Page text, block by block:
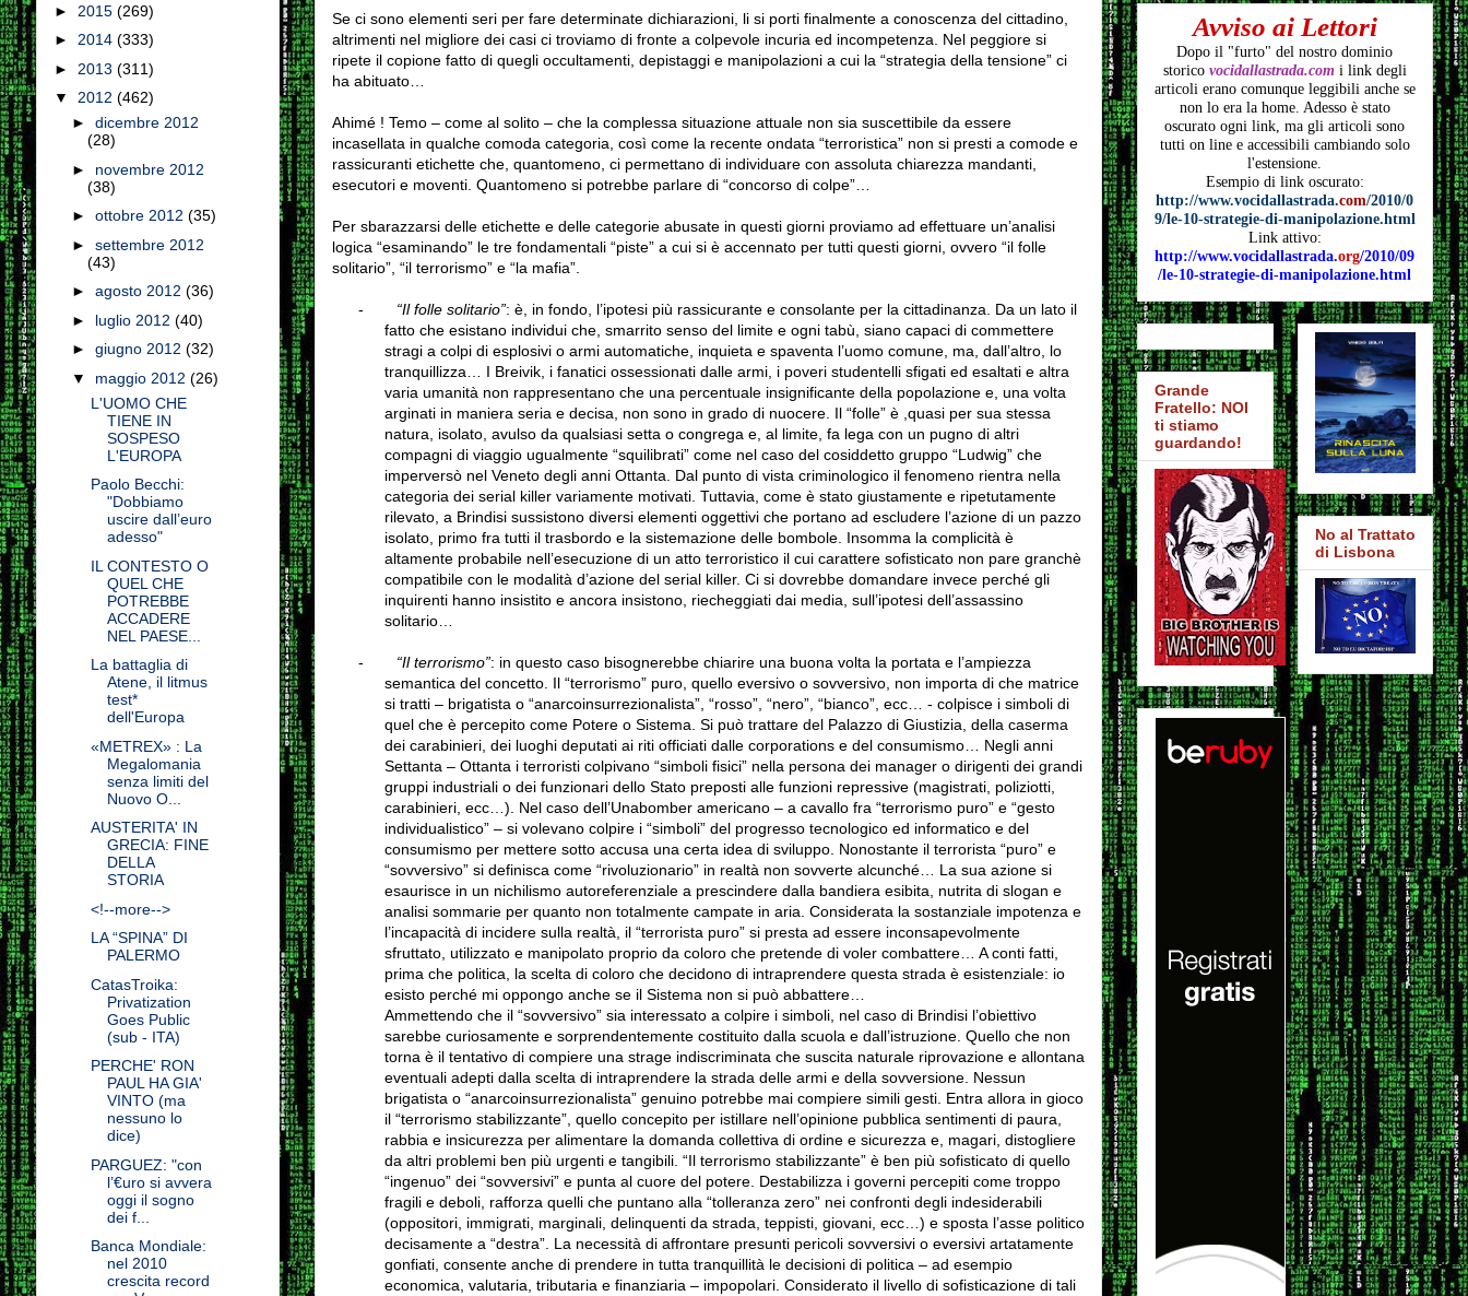
Se ci sono elementi seri per fare determinate dichiarazioni, li si porti finalmente a conoscenza del cittadino,
altrimenti nel migliore dei casi ci troviamo di fronte a colpevole incuria ed incompetenza. Nel peggiore si
ripete il copione fatto di quegli occultamenti, depistaggi e manipolazioni a cui la “strategia della tensione” ci
ha abituato…
Ahimé ! Temo – come al solito – che la complessa situazione attuale non sia suscettibile da essere
incasellata in qualche comoda categoria, così come la recente ondata “terroristica” non si presti a comode e
rassicuranti etichette che, quantomeno, ci permettano di individuare con assoluta chiarezza mandanti,
esecutori e moventi. Quantomeno si potrebbe parlare di “concorso di colpe”…
Per sbarazzarsi delle etichette e delle categorie abusate in questi giorni proviamo ad effettuare un’analisi
logica “esaminando” le tre fondamentali “piste” a cui si è accennato per tutti questi giorni, ovvero “il folle
solitario”, “il terrorismo” e “la mafia”.
- “Il folle solitario”: è, in fondo, l’ipotesi più rassicurante e consolante per la cittadinanza. Da un lato il
fatto che esistano individui che, smarrito senso del limite e ogni tabù, siano capaci di commettere
stragi a colpi di esplosivi o armi automatiche, inquieta e spaventa l’uomo comune, ma, dall’altro, lo
tranquillizza… I Breivik, i fanatici ossessionati dalle armi, i poveri studentelli sfigati ed esaltati e altra
varia umanità non rappresentano che una percentuale insignificante della popolazione e, una volta
arginati in maniera seria e decisa, non sono in grado di nuocere. Il “folle” è ,quasi per sua stessa
natura, isolato, avulso da qualsiasi setta o congrega e, al limite, fa lega con un pugno di altri
compagni di viaggio ugualmente “squilibrati” come nel caso del cosiddetto gruppo “Ludwig” che
imperversò nel Veneto degli anni Ottanta. Dal punto di vista criminologico il fenomeno rientra nella
categoria dei serial killer variamente motivati. Tuttavia, come è stato giustamente e ripetutamente
rilevato, a Brindisi sussistono diversi elementi oggettivi che portano ad escludere l’azione di un pazzo
isolato, primo fra tutti il trasbordo e la sistemazione delle bombole. Insomma la complicità è
altamente probabile nell’esecuzione di un atto terroristico il cui carattere sofisticato non pare granchè
compatibile con le modalità d’azione del serial killer. Ci si dovrebbe domandare invece perché gli
inquirenti hanno insistito e ancora insistono, riecheggiati dai media, sull’ipotesi dell’assassino
solitario…
- “Il terrorismo”: in questo caso bisognerebbe chiarire una buona volta la portata e l’ampiezza
semantica del concetto. Il “terrorismo” puro, quello eversivo o sovversivo, non importa di che matrice
si tratti – brigatista o “anarcoinsurrezionalista”, “rosso”, “nero”, “bianco”, ecc… - colpisce i simboli di
quel che è percepito come Potere o Sistema. Si può trattare del Palazzo di Giustizia, della caserma
dei carabinieri, dei luoghi deputati ai riti officiati dalle corporations e del consumismo… Negli anni
Settanta – Ottanta i terroristi colpivano “simboli fisici” nella persona dei manager o dirigenti dei grandi
gruppi industriali o dei funzionari dello Stato preposti alle funzioni repressive (magistrati, poliziotti,
carabinieri, ecc…). Nel caso dell’Unabomber americano – a cavallo fra “terrorismo puro” e “gesto
individualistico” – si volevano colpire i “simboli” del progresso tecnologico ed informatico e del
consumismo per mettere sotto accusa una certa idea di sviluppo. Nonostante il terrorista “puro” e
“sovversivo” si definisca come “rivoluzionario” in realtà non sovverte alcunché… La sua azione si
esaurisce in un nichilismo autoreferenziale a prescindere dalla bandiera esibita, nutrita di slogan e
analisi sommarie per quanto non totalmente campate in aria. Considerata la sostanziale impotenza e
l’incapacità di incidere sulla realtà, il “terrorista puro” si presta ad essere inconsapevolmente
sfruttato, utilizzato e manipolato proprio da coloro che pretende di voler combattere… A conti fatti,
prima che politica, la scelta di coloro che decidono di intraprendere questa strada è esistenziale: io
esisto perché mi oppongo anche se il Sistema non si può abbattere…
Ammettendo che il “sovversivo” sia interessato a colpire i simboli, nel caso di Brindisi l’obiettivo
sarebbe curiosamente e sorprendentemente costituito dalla scuola e dall’istruzione. Quello che non
torna è il tentativo di compiere una strage indiscriminata che suscita naturale riprovazione e allontana
eventuali adepti dalla scelta di intraprendere la strada delle armi e della sovversione. Nessun
brigatista o “anarcoinsurrezionalista” genuino potrebbe mai compiere simili gesti. Entra allora in gioco
il “terrorismo stabilizzante”, quello concepito per istillare nell’opinione pubblica sentimenti di paura,
rabbia e insicurezza per alimentare la domanda collettiva di ordine e sicurezza e, magari, distogliere
da altri problemi ben più urgenti e tangibili. “Il terrorismo stabilizzante” è ben più sofisticato di quello
“ingenuo” dei “sovversivi” e punta al cuore del potere. Destabilizza i governi percepiti come troppo
fragili e deboli, rafforza quelli che puntano alla “tolleranza zero” nei confronti degli indesiderabili
(oppositori, immigrati, marginali, delinquenti da strada, teppisti, giovani, ecc…) e sposta l’asse politico
decisamente a “destra”. La necessità di affrontare presunti pericoli sovversivi o eversivi artatamente
gonfiati, consente anche di prendere in tutta tranquillità le decisioni di politica – ad esempio
economica, valutaria, tributaria e finanziaria – impopolari. Considerato il livello di sofisticazione di tali
► 2015 (269)
► 2014 (333)
► 2013 (311)
▼ 2012 (462)
►dicembre 2012
(28)
► novembre 2012
(38)
►ottobre 2012(35)
►settembre 2012
(43)
►agosto 2012(36)
► luglio 2012(40)
►giugno 2012(32)
▼ maggio 2012(26)
L'UOMO CHE
TIENE IN
SOSPESO
L'EUROPA
Paolo Becchi:
"Dobbiamo
uscire dall’euro
adesso"
IL CONTESTO O
QUEL CHE
POTREBBE
ACCADERE
NEL PAESE...
La battaglia di
Atene, il litmus
test*
dell'Europa
«METREX» : La
Megalomania
senza limiti del
Nuovo O...
AUSTERITA' IN
GRECIA: FINE
DELLA
STORIA
<!--more-->
LA “SPINA” DI
PALERMO
CatasTroika:
Privatization
Goes Public
(sub - ITA)
PERCHE' RON
PAUL HA GIA'
VINTO (ma
nessuno lo
dice)
PARGUEZ: "con
l’€uro si avvera
oggi il sogno
dei f...
Banca Mondiale:
nel 2010
crescita record
Avviso ai Lettori
Dopo il "furto" del nostro dominio
storico vocidallastrada.comi link degli
articoli erano comunque leggibili anche se
non lo era la home. Adesso è stato
oscurato ogni link, ma gli articoli sono
tutti on line e accessibili cambiando solo
l'estensione.
Esempio di link oscurato:
http://www.vocidallastrada.com/2010/0
9/le-10-strategie-di-manipolazione.html
Link attivo:
http://www.vocidallastrada.org/2010/09
/le-10-strategie-di-manipolazione.html
Grande
Fratello: NOI
ti stiamo
guardando!
No al Trattato
di Lisbona